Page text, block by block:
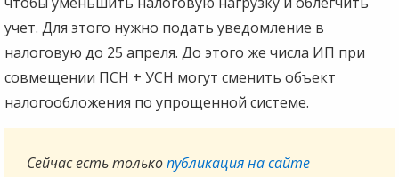
учет. Для этого нужно подать уведомление в
налоговую до 25 апреля. До этого же числа ИП при
совмещении ПСН + УСН могут сменить объект
налогообложения по упрощенной системе.
Сейчас есть толькопубликация на сайте